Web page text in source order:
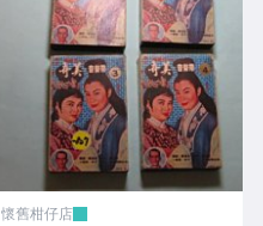
懷舊柑仔店